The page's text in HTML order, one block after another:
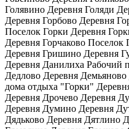
Голявино Деревня Голяди
Деревня Горбово Деревня
Поселок Горки Деревня
Деревня Горчаково Поселок
Деревня Гришино Деревня
Деревня Данилиха Рабочий
Дедлово Деревня
дома отдыха "Горки"
Деревня Дрочево Деревня
Деревня Думино Деревня
Дядьково Деревня Дятлино